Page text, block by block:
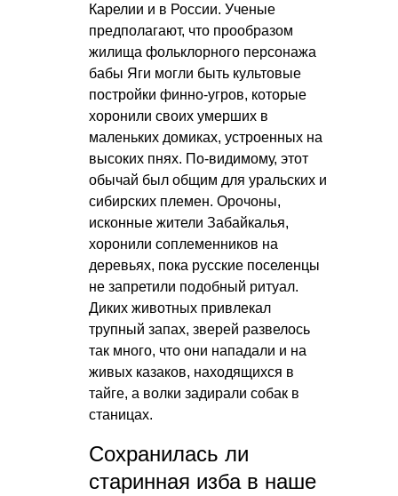
Карелии и в России. Ученые
предполагают, что прообразом
жилища фольклорного персонажа
бабы Яги могли быть культовые
постройки финно-угров, которые
хоронили своих умерших в
маленьких домиках, устроенных на
высоких пнях. По-видимому, этот
обычай был общим для уральских и
сибирских племен. Орочоны,
исконные жители Забайкалья,
хоронили соплеменников на
деревьях, пока русские поселенцы
не запретили подобный ритуал.
Диких животных привлекал
трупный запах, зверей развелось
так много, что они нападали и на
живых казаков, находящихся в
тайге, а волки задирали собак в
станицах.
Сохранилась ли
старинная изба в наше